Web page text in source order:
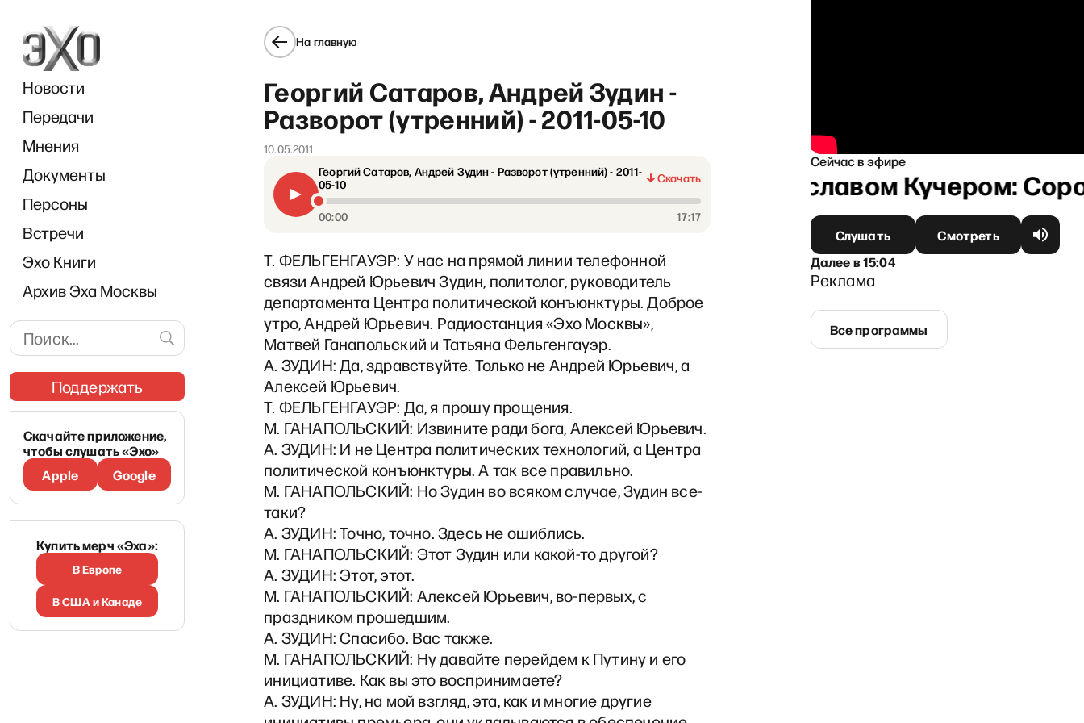
Новости
Передачи
Мнения
Документы
Персоны
Встречи
Эхо Книги
Архив Эха Москвы
Поддержать
Скачайте приложение,
чтобы слушать «Эхо»
Apple
Google
Купить мерч «Эха»:
В Европе
В США и Канаде
На главную
Георгий Сатаров, Андрей Зудин -
Разворот (утренний) - 2011-05-10
10.05.2011
Георгий Сатаров, Андрей Зудин - Разворот (утренний) - 2011-
05-10
Скачать
00:00 17:17
Т. ФЕЛЬГЕНГАУЭР: У нас на прямой линии телефонной
связи Андрей Юрьевич Зудин, политолог, руководитель
департамента Центра политической конъюнктуры. Доброе
утро, Андрей Юрьевич. Радиостанция «Эхо Москвы»,
Матвей Ганапольский и Татьяна Фельгенгауэр.
А. ЗУДИН: Да, здравствуйте. Только не Андрей Юрьевич, а
Алексей Юрьевич.
Т. ФЕЛЬГЕНГАУЭР: Да, я прошу прощения.
М. ГАНАПОЛЬСКИЙ: Извините ради бога, Алексей Юрьевич.
А. ЗУДИН: И не Центра политических технологий, а Центра
политической конъюнктуры. А так все правильно.
М. ГАНАПОЛЬСКИЙ: Но Зудин во всяком случае, Зудин все-
таки?
А. ЗУДИН: Точно, точно. Здесь не ошиблись.
М. ГАНАПОЛЬСКИЙ: Этот Зудин или какой-то другой?
А. ЗУДИН: Этот, этот.
М. ГАНАПОЛЬСКИЙ: Алексей Юрьевич, во-первых, с
праздником прошедшим.
А. ЗУДИН: Спасибо. Вас также.
М. ГАНАПОЛЬСКИЙ: Ну давайте перейдем к Путину и его
инициативе. Как вы это воспринимаете?
А. ЗУДИН: Ну, на мой взгляд, эта, как и многие другие
Сейчас в эфире
«Хочу сказать. Ларина» со Станиславом Кучером:
Слушать
Смотреть
Далеев15:04
Реклама
Все программы